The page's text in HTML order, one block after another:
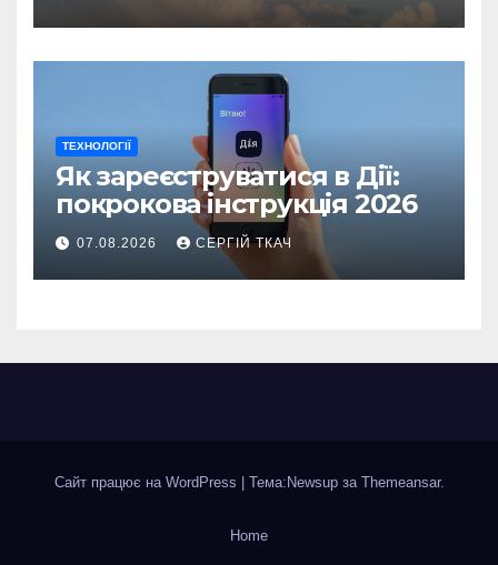
ТЕХНОЛОГІЇ
Як зареєструватися в Дії:
покрокова інструкція 2026
07.08.2026 СЕРГІЙ ТКАЧ
Сайт працює на WordPress Тема:Newsup за Themeansar.
Home